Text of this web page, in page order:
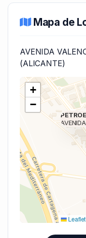
Mapa de
AVENIDA
(ALICANTE)
+
−
Leaflet